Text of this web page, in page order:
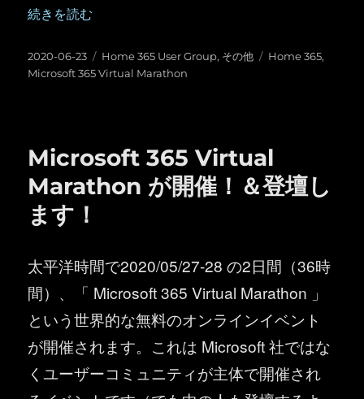
“Microsoft 365 Virtual Marathon のセッション録画の動画
続きを読む
投
稿
2020-06-23
カ
テ
Home 365 User Group, その他
タ
Home 365,
Microsoft 365 Virtual Marathon
Microsoft 365 Virtual
Marathon が開催！＆登壇し
ます！
太平洋時間で2020/05/27-28 の2日間（36時
間）、「 Microsoft 365 Virtual Marathon 」
という世界的な無料のオンラインイベント
が開催されます。これは Microsoft 社ではな
くユーザーコミュニティが主体で開催され